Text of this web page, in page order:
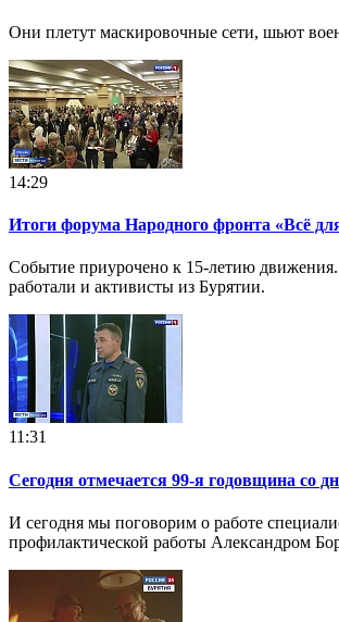
Они плетут маскировочные сети, шьют
14:29
Итоги форума Народного фронта «Всё
Событие приурочено к 15-летию движения.
работали и активисты из Бурятии.
11:31
Сегодня отмечается 99-я годовщина со
И сегодня мы поговорим о работе
профилактической работы Александром